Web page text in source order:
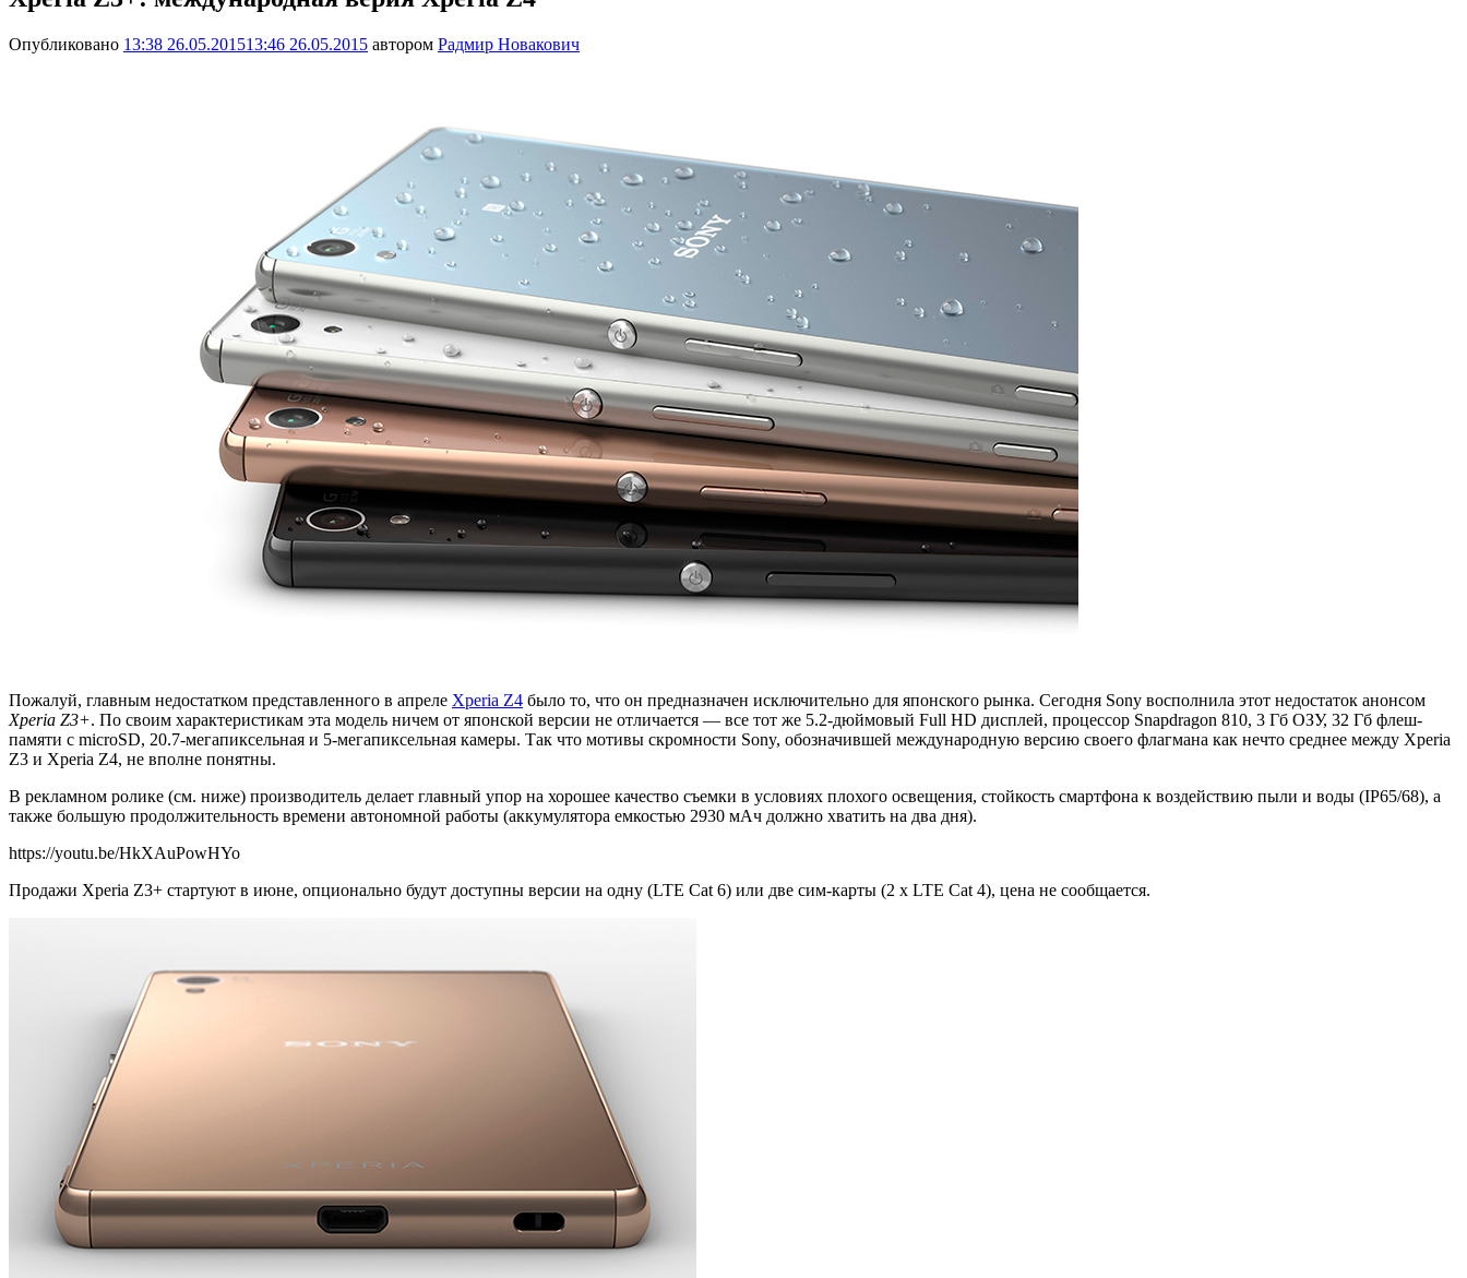
Опубликовано 13:38 26.05.201513:46 26.05.2015 автором Радмир Новакович
Пожалуй, главным недостатком представленного в апреле Xperia Z4 было то, что он предназначен исключительно для японского рынка. Сегодня Sony восполнила этот недостаток анонсом
Xperia Z3+. По своим характеристикам эта модель ничем от японской версии не отличается — все тот же 5.2-дюймовый Full HD дисплей, процессор Snapdragon 810, 3 Гб ОЗУ, 32 Гб флеш-
памяти с microSD, 20.7-мегапиксельная и 5-мегапиксельная камеры. Так что мотивы скромности Sony, обозначившей международную версию своего флагмана как нечто среднее между Xperia
Z3 и Xperia Z4, не вполне понятны.
В рекламном ролике (см. ниже) производитель делает главный упор на хорошее качество съемки в условиях плохого освещения, стойкость смартфона к воздействию пыли и воды (IP65/68), а
также большую продолжительность времени автономной работы (аккумулятора емкостью 2930 мАч должно хватить на два дня).
https://youtu.be/HkXAuPowHYo
Продажи Xperia Z3+ стартуют в июне, опционально будут доступны версии на одну (LTE Cat 6) или две сим-карты (2 x LTE Cat 4), цена не сообщается.